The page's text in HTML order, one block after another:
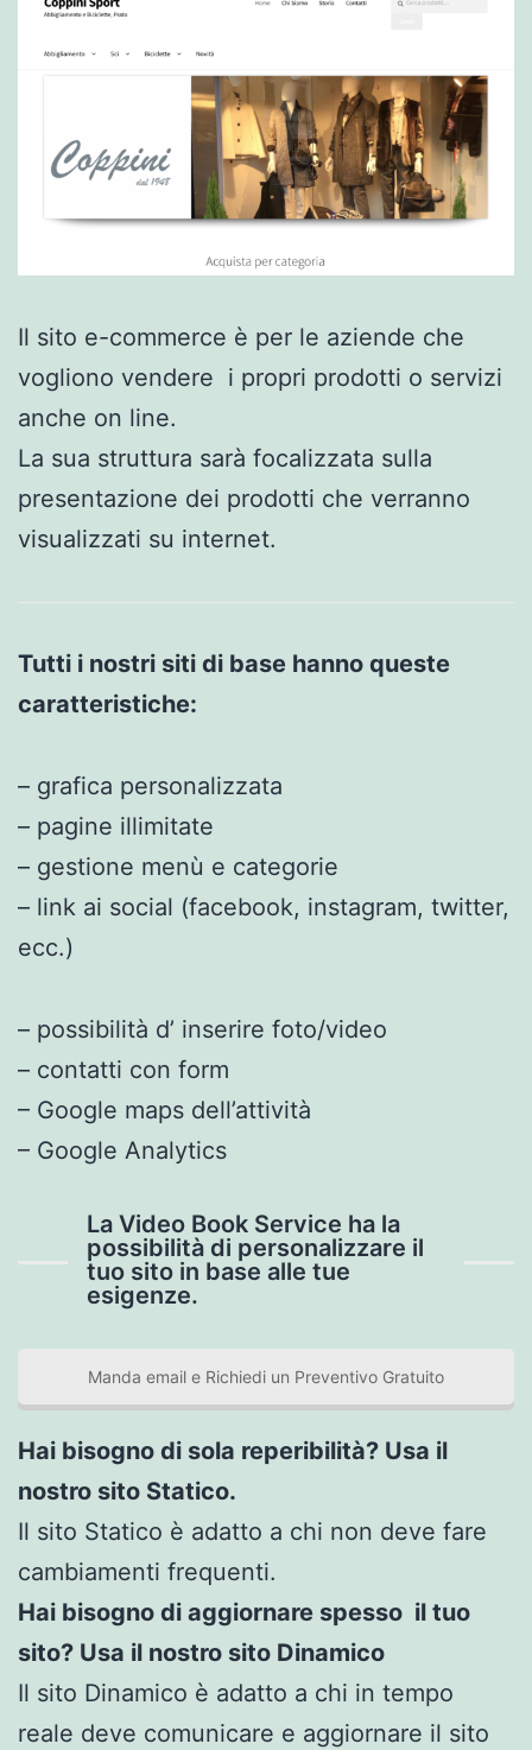
Il sito e-commerce è per le aziende che
vogliono vendere i propri prodotti o servizi
anche on line.
La sua struttura sarà focalizzata sulla
presentazione dei prodotti che verranno
visualizzati su internet.
Tutti i nostri siti di base hanno queste
caratteristiche:
– grafica personalizzata
– pagine illimitate
– gestione menù e categorie
– link ai social (facebook, instagram, twitter,
ecc.)
– possibilità d’ inserire foto/video
– contatti con form
– Google maps dell’attività
– Google Analytics
La Video Book Service ha la
possibilità di personalizzare il
tuo sito in base alle tue
esigenze.
Manda email e Richiedi un Preventivo Gratuito
Hai bisogno di sola reperibilità? Usa il
nostro sito Statico.
Il sito Statico è adatto a chi non deve fare
cambiamenti frequenti.
Hai bisogno di aggiornare spesso il tuo
sito? Usa il nostro sito Dinamico
Il sito Dinamico è adatto a chi in tempo
reale deve comunicare e aggiornare il sito